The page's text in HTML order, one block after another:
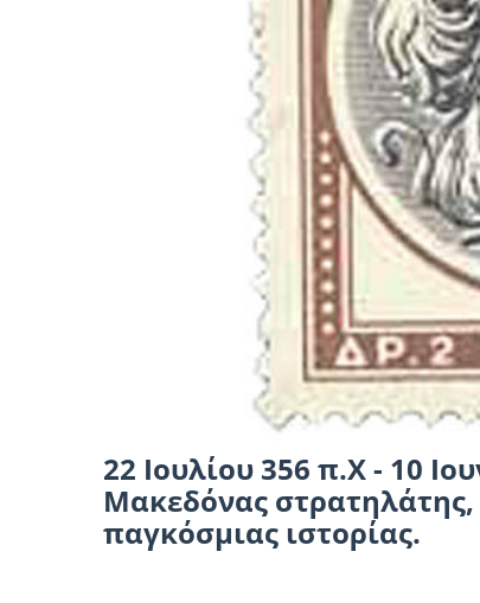
22 Ιουλίου 356 π.Χ - 10
Μακεδόνας στρατηλάτης,
παγκόσμιας ιστορίας.